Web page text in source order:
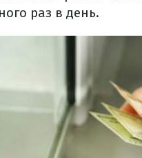
раз в день.